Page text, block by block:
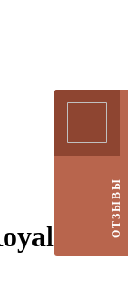
ОТЗЫВЫ